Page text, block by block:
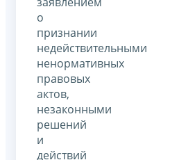
о
признании
недействительными
ненормативных
правовых
актов,
незаконными
решений
и
действий